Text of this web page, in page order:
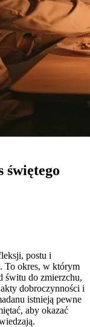
świętego
postu i
To okres, w którym
świtu do zmierzchu,
dobroczynności i
istnieją pewne
aby okazać